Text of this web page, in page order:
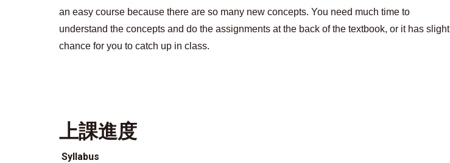
an easy course because there are so many new concepts. You need much time to
understand the concepts and do the assignments at the back of the textbook, or it has slight
chance for you to catch up in class.
上課進度
Syllabus